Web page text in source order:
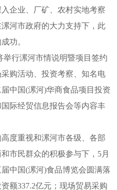
企业、厂矿、农村实地考察
河市政府的大力支持下，此
功。
行漯河市情说明暨项目签约
购活动、投资考察、知名电
中国(漯河)华商食品项目投资
际经贸信息报告会等内容丰
度重视和漯河市各级、各部
市民群众的积极参与下，5月
中国(漯河)食品博览会圆满落
额337.2亿元；现场贸易采购